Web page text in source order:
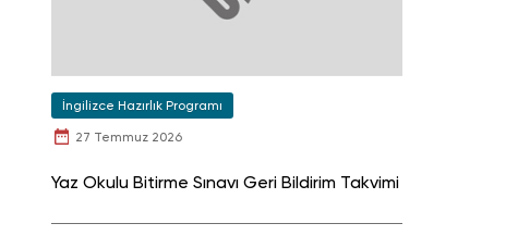
İngilizce Hazırlık Programı
27 Temmuz 2026
Yaz Okulu Bitirme Sınavı Geri Bildirim Takvimi